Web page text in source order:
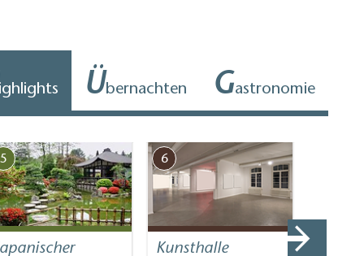
ighlights Übernachten Gastronomie
5 6
Kunsthalle